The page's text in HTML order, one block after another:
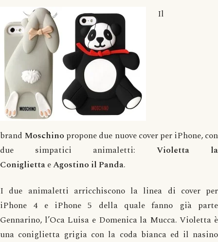
Il
brand Moschino propone due nuove cover per iPhone, con
due simpatici animaletti: Violetta la
ConigliettaeAgostino il Panda.
I due animaletti arricchiscono la linea di cover per
iPhone 4 e iPhone 5 della quale fanno già parte
Gennarino, l’Oca Luisa e Domenica la Mucca. Violetta è
una coniglietta grigia con la coda bianca ed il nasino